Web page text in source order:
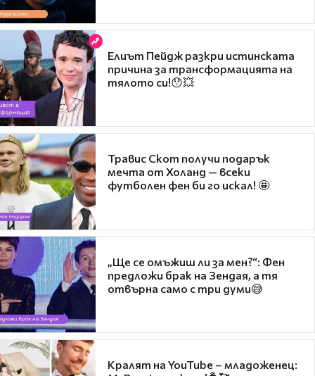
Елиът Пейдж разкри истинската
причина за трансформацията на
тялото си!😯💥
Травис Скот получи подарък
мечта от Холанд — всеки
футболен фен би го искал! 🤩
„Ще се омъжиш ли за мен?“: Фен
предложи брак на Зендая, а тя
отвърна само с три думи😅
Кралят на YouTube – младоженец: